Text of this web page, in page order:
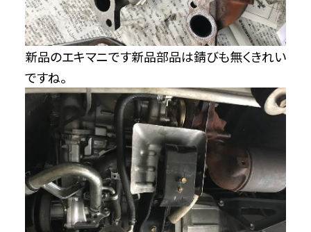
新品のエキマニです新品部品は錆びも無くきれい
ですね。